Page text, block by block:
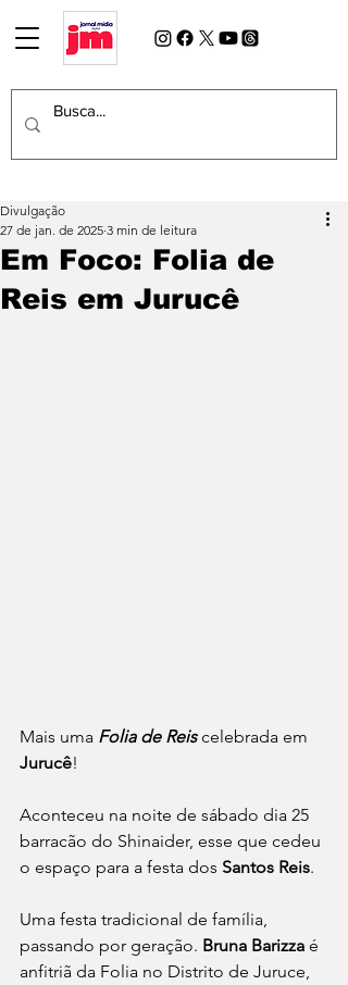
Em Foco: Folia de
Reis em Jurucê
Divulgação
27 de jan. de 2025 3 min de leitura
Mais uma Folia de Reis celebrada em
Jurucê!
Aconteceu na noite de sábado dia 25
barracão do Shinaider, esse que cedeu
o espaço para a festa dos Santos Reis.
Uma festa tradicional de família,
passando por geração. Bruna Barizza é
anfitriã da Folia no Distrito de Juruce,